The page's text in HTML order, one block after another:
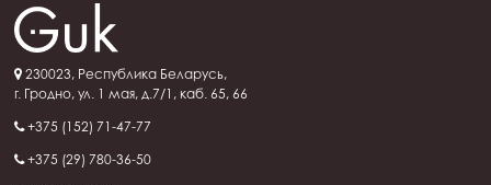
230023, Республика Беларусь,
г. Гродно, ул. 1 мая, д.7/1, каб. 65, 66
+375 (152) 71-47-77
+375 (29) 780-36-50